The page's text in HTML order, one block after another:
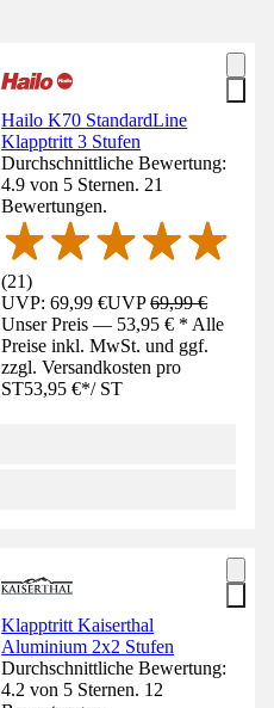
Hailo K70 StandardLine
Klapptritt 3 Stufen
Durchschnittliche Bewertung:
4.9 von 5 Sternen. 21
Bewertungen.
(21)
UVP: 69,99 €UVP69,99 €
Unser Preis — 53,95 € * Alle
Preise inkl. MwSt. und ggf.
zzgl. Versandkosten pro
ST53,95 €*/ ST
Klapptritt Kaiserthal
Aluminium 2x2 Stufen
Durchschnittliche Bewertung:
4.2 von 5 Sternen. 12